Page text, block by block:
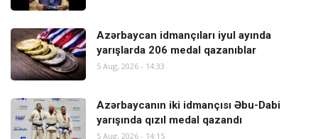
Azərbaycan idmançıları iyul ayında
yarışlarda 206 medal qazanıblar
5 Aug, 2026 - 14:33
Azərbaycanın iki idmançısı Əbu-Dabi
yarışında qızıl medal qazandı
5 Aug, 2026 - 14:15